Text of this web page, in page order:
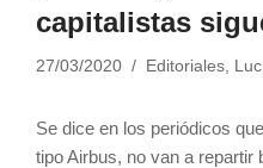
capitalistas
27/03/2020 Editoriales,
Se dice en los periódicos
tipo Airbus, no van a